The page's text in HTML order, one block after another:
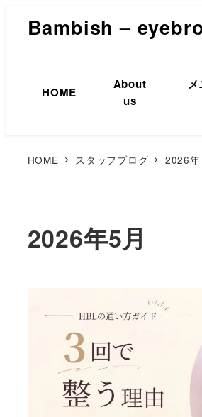
Bambish –
HOME
About
us
HOME スタッフブログ 2026年
2026年5月